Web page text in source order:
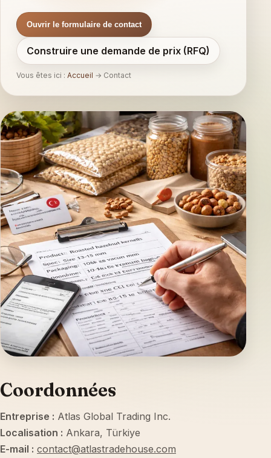
Ouvrir le formulaire de contact
Construire une demande de prix (RFQ)
Vous êtes ici : Accueil → Contact
Coordonnées
Entreprise : Atlas Global Trading Inc.
Localisation : Ankara, Türkiye
E-mail : contact@atlastradehouse.com